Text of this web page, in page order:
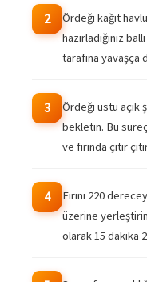
2
Ördeği kağıt
hazırladığınız
tarafına yavaşça
3
Ördeği üstü açık
bekletin. Bu
ve fırında çıtır
4
Fırını 220
üzerine
olarak 15 dakika